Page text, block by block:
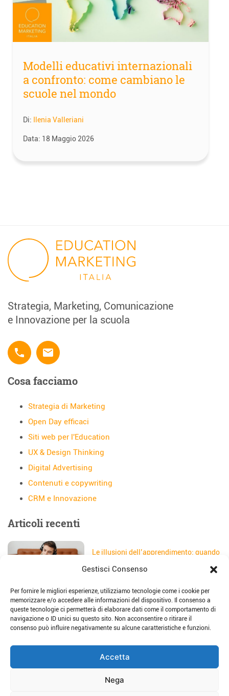
Gestisci Consenso
Per fornire le migliori esperienze, utilizziamo tecnologie come i cookie per
memorizzare e/o accedere alle informazioni del dispositivo. Il consenso a
queste tecnologie ci permetterà di elaborare dati come il comportamento di
navigazione o ID unici su questo sito. Non acconsentire o ritirare il
consenso può influire negativamente su alcune caratteristiche e funzioni.
Accetta
Nega
Modelli educativi internazionali
a confronto: come cambiano le
scuole nel mondo
Di: Ilenia Valleriani
Data: 18 Maggio 2026
Strategia, Marketing, Comunicazione
e Innovazione per la scuola
phone email
Cosa facciamo
Strategia di Marketing
Open Day efficaci
Siti web per l'Education
UX & Design Thinking
Digital Advertising
Contenuti e copywriting
CRM e Innovazione
Articoli recenti
Le illusioni dell’apprendimento: quando
Data:5 Agosto 2026
Il sito web della scuola: come
trasformarlo in uno strumento di
storytelling e comunicazione
Data:28 Luglio 2026
Place-based education: dalla teoria alla
pratica per imparare sul territorio
Data:23 Luglio 2026